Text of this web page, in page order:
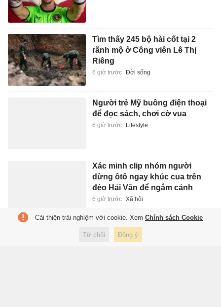
Tìm thấy 245 bộ hài cốt tại 2
rãnh mộ ở Công viên Lê Thị
Riêng
6 giờ trước Đời sống
Người trẻ Mỹ buông điện thoại
để đọc sách, chơi cờ vua
6 giờ trước Lifestyle
Xác minh clip nhóm người
dừng ôtô ngay khúc cua trên
đèo Hải Vân để ngắm cảnh
6 giờ trước Xã hội
Ám ảnh tâm lý mang tên ly hôn
7 giờ trước Sách hay
Cải thiện trải nghiệm với cookie. Xem Chính sách Cookie
Từ chối Đồng ý